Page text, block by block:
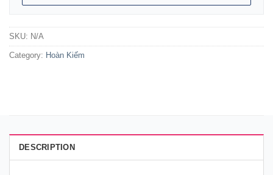
SKU: N/A
Category: Hoàn Kiếm
DESCRIPTION